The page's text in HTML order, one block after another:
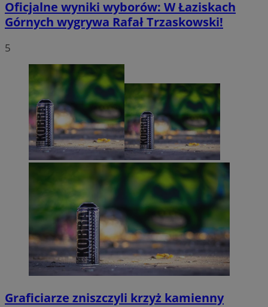
Oficjalne wyniki wyborów: W Łaziskach
Górnych wygrywa Rafał Trzaskowski!
5
Graficiarze zniszczyli krzyż kamienny